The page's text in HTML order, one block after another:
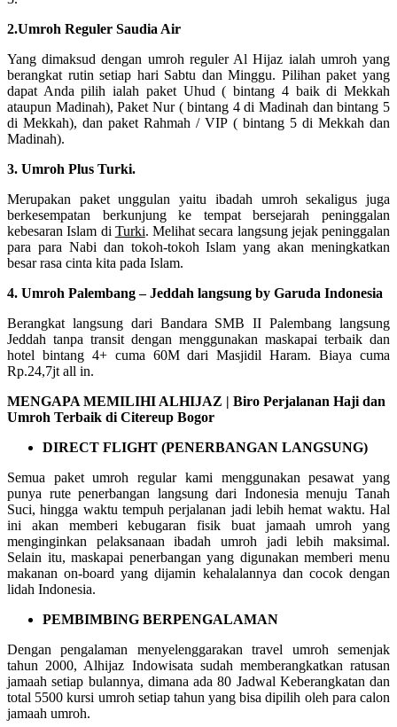
2.Umroh Reguler Saudia Air
Yang dimaksud dengan umroh reguler Al Hijaz ialah umroh yang
berangkat rutin setiap hari Sabtu dan Minggu. Pilihan paket yang
dapat Anda pilih ialah paket Uhud ( bintang 4 baik di Mekkah
ataupun Madinah), Paket Nur ( bintang 4 di Madinah dan bintang 5
di Mekkah), dan paket Rahmah / VIP ( bintang 5 di Mekkah dan
Madinah).
3. Umroh Plus Turki.
Merupakan paket unggulan yaitu ibadah umroh sekaligus juga
berkesempatan berkunjung ke tempat bersejarah peninggalan
kebesaran Islam di Turki. Melihat secara langsung jejak peninggalan
para para Nabi dan tokoh-tokoh Islam yang akan meningkatkan
besar rasa cinta kita pada Islam.
4. Umroh Palembang – Jeddah langsung by Garuda Indonesia
Berangkat langsung dari Bandara SMB II Palembang langsung
Jeddah tanpa transit dengan menggunakan maskapai terbaik dan
hotel bintang 4+ cuma 60M dari Masjidil Haram. Biaya cuma
Rp.24,7jt all in.
MENGAPA MEMILIHI ALHIJAZ | Biro Perjalanan Haji dan
Umroh Terbaik di Citereup Bogor
DIRECT FLIGHT (PENERBANGAN LANGSUNG)
Semua paket umroh regular kami menggunakan pesawat yang
punya rute penerbangan langsung dari Indonesia menuju Tanah
Suci, hingga waktu tempuh perjalanan jadi lebih hemat waktu. Hal
ini akan memberi kebugaran fisik buat jamaah umroh yang
menginginkan pelaksanaan ibadah umroh jadi lebih maksimal.
Selain itu, maskapai penerbangan yang digunakan memberi menu
makanan on-board yang dijamin kehalalannya dan cocok dengan
lidah Indonesia.
PEMBIMBING BERPENGALAMAN
Dengan pengalaman menyelenggarakan travel umroh semenjak
tahun 2000, Alhijaz Indowisata sudah memberangkatkan ratusan
jamaah setiap bulannya, dimana ada 80 Jadwal Keberangkatan dan
total 5500 kursi umroh setiap tahun yang bisa dipilih oleh para calon
jamaah umroh.